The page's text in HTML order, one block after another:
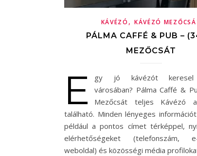
KÁVÉZÓ , KÁVÉZÓ
PÁLMA CAFFÉ & PUB –
MEZŐCSÁT
E
gy jó kávézót keresel
városában? Pálma Caffé &
Mezőcsát teljes Kávézó
található. Minden lényeges
például a pontos címet térképpel,
elérhetőségeket (telefonszám,
weboldal) és közösségi média